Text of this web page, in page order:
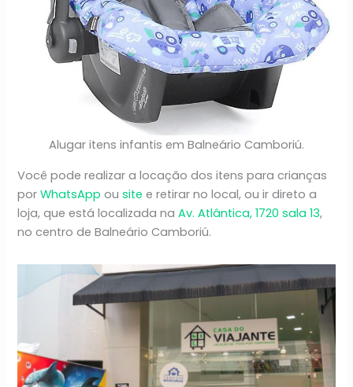
Alugar itens infantis em Balneário Camboriú.
Você pode realizar a locação dos itens para crianças
porWhatsAppousite e retirar no local, ou ir direto a
loja, que está localizada naAv. Atlântica, 1720 sala 13,
no centro de Balneário Camboriú.